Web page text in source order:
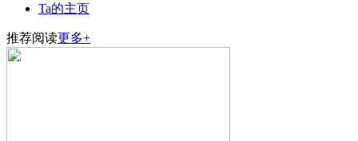
Ta的主页
推荐阅读更多+